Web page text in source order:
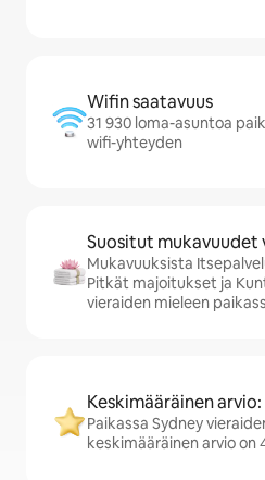
Wifin saatavuus
31 930 loma-asuntoa
wifi-yhteyden
Suositut mukavuudet
Mukavuuksista
Pitkät majoitukset ja
vieraiden mieleen
Keskimääräinen arvio:
Paikassa Sydney
keskimääräinen arvio on